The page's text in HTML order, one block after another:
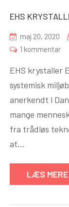
EHS
maj 20, 2020
1 kommentartil
EHS krystaller
systemisk
anerkendt i
mange
fra trådløs
at…
LÆS MERE